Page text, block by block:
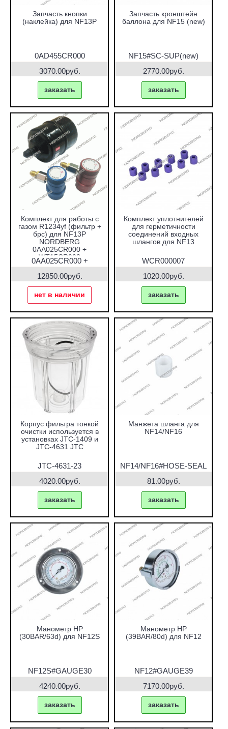
Запчасть кнопки
(наклейка) для NF13P
0AD455CR000
3070.00руб.
заказать
Запчасть кронштейн
баллона для NF15 (new)
NF15#SC-SUP(new)
2770.00руб.
заказать
Комплект для работы с
газом R1234yf (фильтр +
брс) для NF13P
NORDBERG
0AA025CR000 +
WT15CR003
0AA025CR000 +
WT15CR003
12850.00руб.
нет в наличии
Комплект уплотнителей
для герметичности
соединений входных
шлангов для NF13
WCR000007
1020.00руб.
заказать
Корпус фильтра тонкой
очистки используется в
установках JTC-1409 и
JTC-4631 JTC
JTC-4631-23
4020.00руб.
заказать
Манжета шланга для
NF14/NF16
NF14/NF16#HOSE-SEAL
81.00руб.
заказать
Манометр HP
(30BAR/63d) для NF12S
NF12S#GAUGE30
4240.00руб.
заказать
Манометр HP
(39BAR/80d) для NF12
NF12#GAUGE39
7170.00руб.
заказать